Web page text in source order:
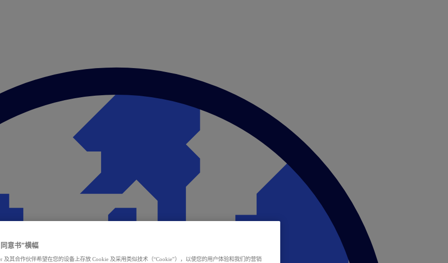
意书”横幅
及其合作伙伴希望在您的设备上存放 Cookie 及采用类似技术（“Cookie”），以使您的用户体验和我们的营销